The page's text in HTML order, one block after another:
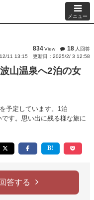
メニュー
834View 18 人回答
11 13:15
更新日：2025/2/ 3 12:58
山温泉へ2泊の女
予定しています。1泊
す。思い出に残る様な旅に
答する